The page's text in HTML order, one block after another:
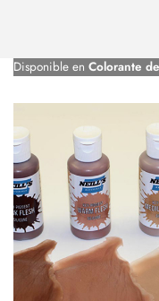
Disponible en Colorante